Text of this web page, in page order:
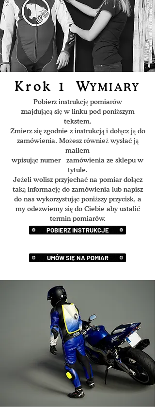
Krok 1WYMIARY
Pobierz instrukcję pomiarów
znajdującą się w linku pod poniższym
tekstem.
Zmierz się zgodnie z instrukcją i dołącz ją do
zamówienia. Możesz również wysłać ją
mailem
wpisując numer zamówienia ze sklepu w
tytule.
Jeżeli wolisz przyjechać na pomiar dołącz
taką informację do zamówienia lub napisz
do nas wykorzystując poniższy przycisk, a
my odezwiemy się do Ciebie aby ustalić
termin pomiarów.
POBIERZ INSTRUKCJE
UMÓW SIĘ NA POMIAR